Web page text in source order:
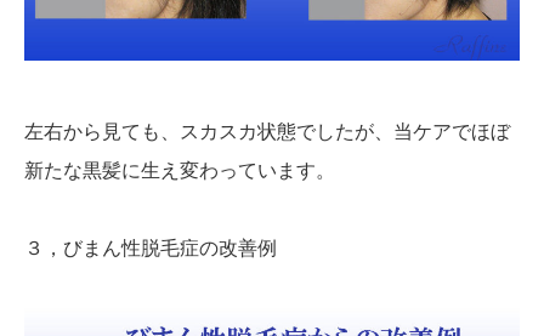
左右から見ても、スカスカ状態でしたが、当ケアでほぼ
新たな黒髪に生え変わっています。
３，びまん性脱毛症の改善例